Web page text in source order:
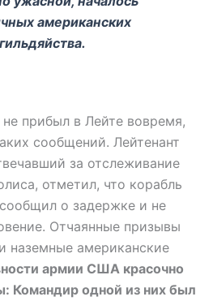
американских
прибыл в Лейте вовремя,
сообщений. Лейтенант
за отслеживание
отметил, что корабль
о задержке и не
Отчаянные призывы
наземные американские
армии США красочно
Командир одной из них был